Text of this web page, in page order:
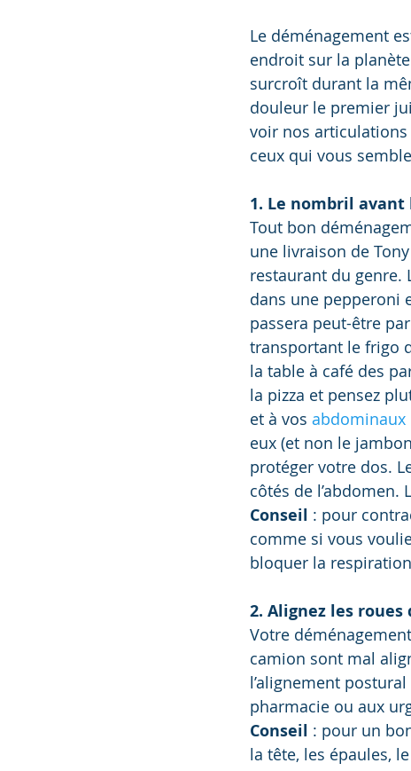
Le déménagement
endroit sur la
surcroît durant la
douleur le premier
voir nos articulations
ceux qui vous
1. Le nombril avant
Tout bon
une livraison de
restaurant du genre.
dans une pepperoni
passera peut-être
transportant le frigo
la table à café des
la pizza et pensez
et à vos abdominaux
eux (et non le
protéger votre dos.
côtés de
Conseil : pour
comme si vous
bloquer la
2. Alignez les
Votre
camion sont mal
l’alignement
pharmacie ou aux
Conseil : pour un
la tête, les épaules,